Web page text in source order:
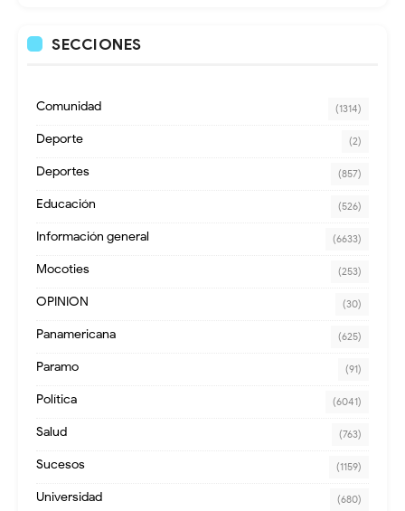
SECCIONES
Comunidad (1314)
Deporte (2)
Deportes (857)
Educación (526)
Información general (6633)
Mocoties (253)
OPINION (30)
Panamericana (625)
Paramo (91)
Política (6041)
Salud (763)
Sucesos (1159)
Universidad (680)